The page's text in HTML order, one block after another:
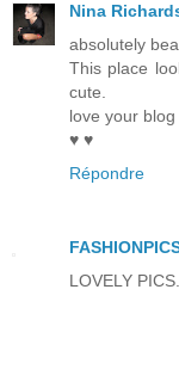
Nina
absolutely
This place
cute.
love your blog
♥ ♥
Répondre
LOVELY